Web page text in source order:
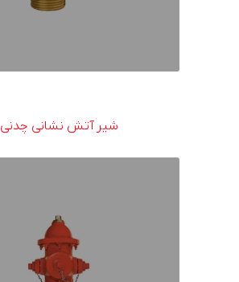
شیر آتش نشانی چدنی